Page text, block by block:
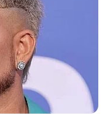
du jour
de consulter les
de nous
des boutons.